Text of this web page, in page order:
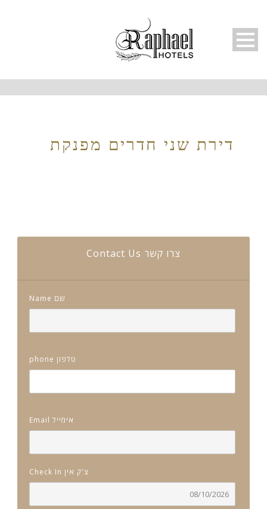
עברית
דירת שני חדרים מפנקת
Contact Us צרו קשר
Name שם
phone טלפון
Email אימייל
Check In צ'ק אין